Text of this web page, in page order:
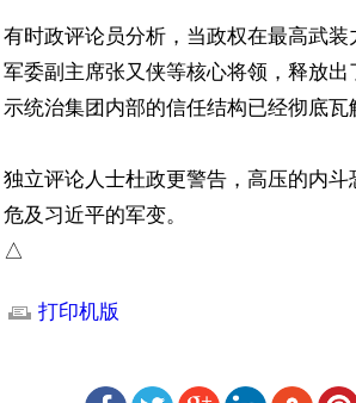
有时政评论员分析，当政权在最高武
军委副主席张又侠等核心将领，释放
示统治集团内部的信任结构已经彻底瓦
独立评论人士杜政更警告，高压的内
危及习近平的军变。
△
打印机版